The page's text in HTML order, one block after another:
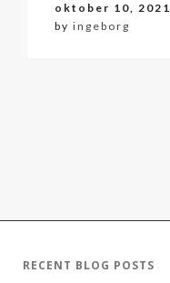
oktober 10, 2021
by ingeborg
RECENT BLOG POSTS